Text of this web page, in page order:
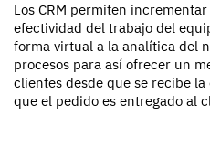
Los CRM permiten
efectividad del trabajo del
forma virtual a la analítica del
procesos para así ofrecer un
clientes desde que se recibe
que el pedido es entregado al